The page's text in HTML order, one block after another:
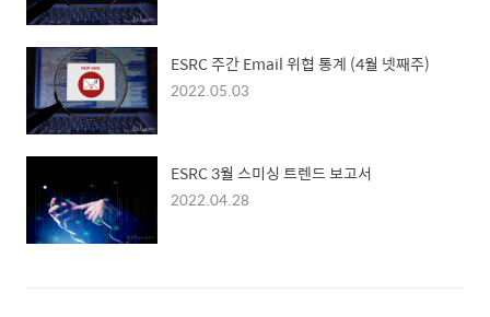
ESRC 주간 Email 위협 통계 (4월 넷째주)
2022.05.03
ESRC 3월 스미싱 트렌드 보고서
2022.04.28